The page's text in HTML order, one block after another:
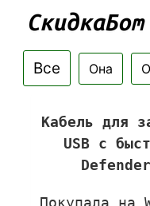
Все Она
Кабель для
USB с
Покупала